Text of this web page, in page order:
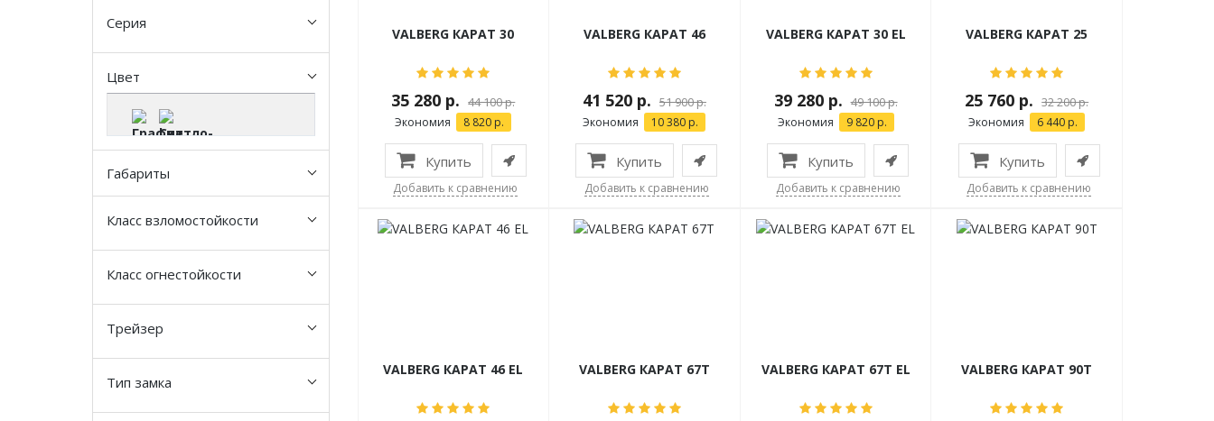
Серия
Цвет
Габариты
Класс взломостойкости
Класс огнестойкости
Трейзер
Тип замка
VALBERG КАРАТ 30
35 280 р. 44 100 р.
Экономия 8 820 р.
Купить
Добавить к сравнению
VALBERG КАРАТ 46
41 520 р. 51 900 р.
Экономия 10 380 р.
Купить
Добавить к сравнению
VALBERG КАРАТ 30 EL
39 280 р. 49 100 р.
Экономия 9 820 р.
Купить
Добавить к сравнению
VALBERG КАРАТ 25
25 760 р. 32 200 р.
Экономия 6 440 р.
Купить
Добавить к сравнению
VALBERG КАРАТ 46 EL VALBERG КАРАТ 67T VALBERG КАРАТ 67T EL VALBERG КАРАТ 90T